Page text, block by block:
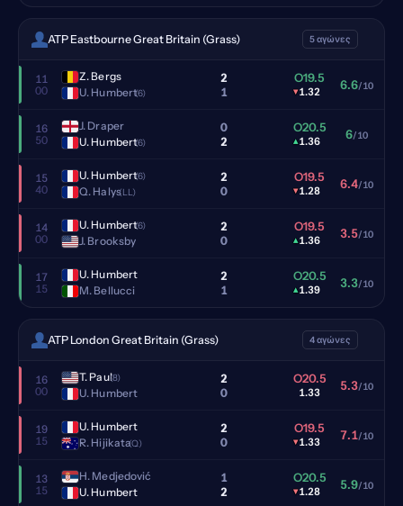
ATP Eastbourne Great Britain (Grass) 5 αγώνες
11
00
Z. Bergs
U. Humbert(6)
2
1
O19.5
▾1.32 6.6/10
16
50
J. Draper
U. Humbert(6)
0
2
O20.5
▴1.36 6/10
15
40
U. Humbert(6)
Q. Halys(LL)
2
0
O19.5
▾1.28 6.4/10
14
00
U. Humbert(6)
J. Brooksby
2
0
O19.5
▴1.36 3.5/10
17
15
U. Humbert
M. Bellucci
2
1
O20.5
▴1.39 3.3/10
ATP London Great Britain (Grass) 4 αγώνες
16
00
T. Paul(8)
U. Humbert
2
0
O20.5
1.33 5.3/10
19
15
U. Humbert
R. Hijikata(Q)
2
0
O19.5
▾1.33 7.1/10
13
15
H. Medjedović
U. Humbert
1
2
O20.5
▾1.28 5.9/10